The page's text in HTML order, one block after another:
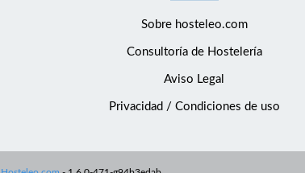
Sobre hosteleo.com
Consultoría de Hostelería
Aviso Legal
Privacidad / Condiciones de uso